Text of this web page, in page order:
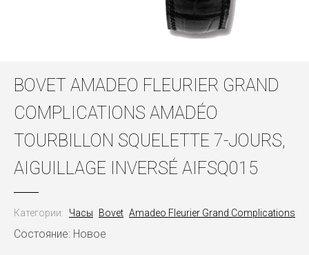
BOVET AMADEO FLEURIER GRAND
COMPLICATIONS AMADÉO
TOURBILLON SQUELETTE 7-JOURS,
AIGUILLAGE INVERSÉ AIFSQ015
Категории: Часы Bovet Amadeo Fleurier Grand Complications
Состояние: Новое